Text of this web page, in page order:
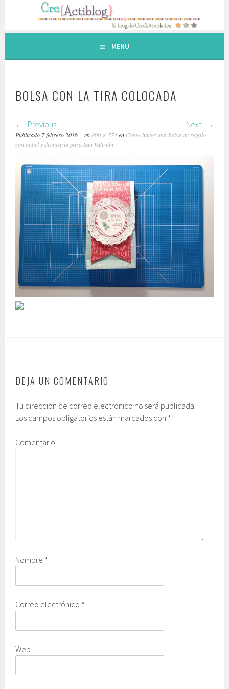
contenido.
MENU
BOLSA CON LA TIRA COLOCADA
Previous Next
Publicado 7 febrero 2016 en800 × 574en Cómo hacer una bolsa de regalo
con papel y decorarla para San Valentín
DEJA UN COMENTARIO
Tu dirección de correo electrónico no será publicada.
Los campos obligatorios están marcados con *
Comentario
Nombre *
Correo electrónico *
Web